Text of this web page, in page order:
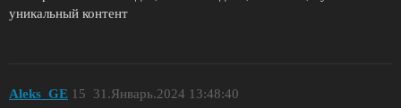
уникальный контент
Aleks_GE 31.Январь.2024 13:48:40
15